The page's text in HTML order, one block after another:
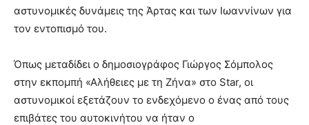
αστυνομικές δυνάμεις της Άρτας και των Ιωαννίνων για
τον εντοπισμό του.
Όπως μεταδίδει ο δημοσιογράφος Γιώργος Σόμπολος
στην εκπομπή «Αλήθειες με τη Ζήνα» στο Star, οι
αστυνομικοί εξετάζουν το ενδεχόμενο ο ένας από τους
επιβάτες του αυτοκινήτου να ήταν ο